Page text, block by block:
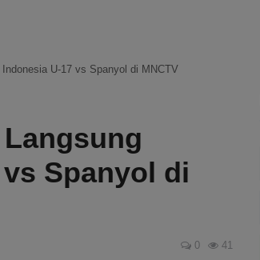
U-17 vs Spanyol di MNCTV
Spanyol di
0 41